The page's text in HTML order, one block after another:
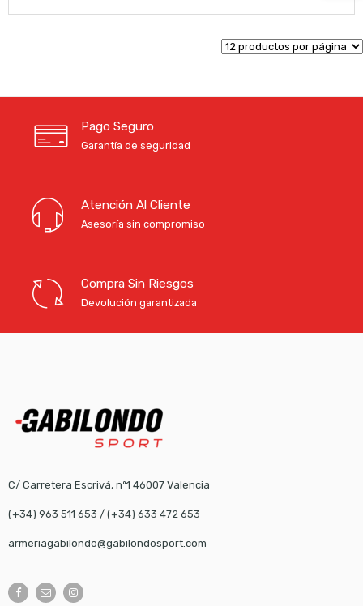
Pago Seguro
Garantía de seguridad
Atención Al Cliente
Asesoría sin compromiso
Compra Sin Riesgos
Devolución garantizada
C/ Carretera Escrivá, nº1 46007 Valencia
(+34) 963 511 653 / (+34) 633 472 653
armeriagabilondo@gabilondosport.com